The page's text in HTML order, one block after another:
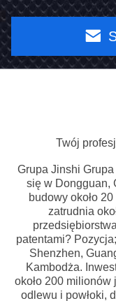
Twój
Grupa Jinshi Grupa
się w Dongguan,
budowy około
zatrudnia
patentami?
Shenzhen,
Kambodża.
około 200
odlewu i powłoki,